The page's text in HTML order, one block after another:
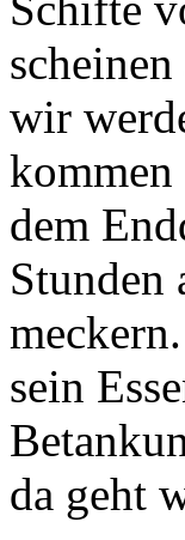
wir
dem
Stunden
sein
da geht